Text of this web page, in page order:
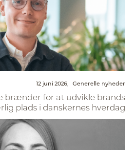
12 juni 2026, Generelle nyheder
brænder for at udvikle brands
plads i danskernes hverdag